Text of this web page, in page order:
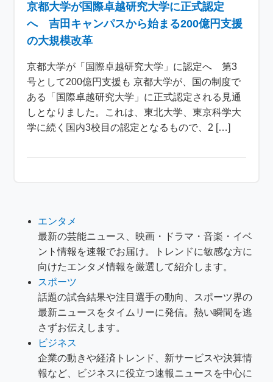
京都大学が国際卓越研究大学に正式認定
へ 吉田キャンパスから始まる200億円支援
の大規模改革
京都大学が「国際卓越研究大学」に認定へ 第3
号として200億円支援も 京都大学が、国の制度で
ある「国際卓越研究大学」に正式認定される見通
しとなりました。これは、東北大学、東京科学大
学に続く国内3校目の認定となるもので、2 […]
エンタメ
最新の芸能ニュース、映画・ドラマ・音楽・イベ
ント情報を速報でお届け。トレンドに敏感な方に
向けたエンタメ情報を厳選して紹介します。
スポーツ
話題の試合結果や注目選手の動向、スポーツ界の
最新ニュースをタイムリーに発信。熱い瞬間を逃
さずお伝えします。
ビジネス
企業の動きや経済トレンド、新サービスや決算情
報など、ビジネスに役立つ速報ニュースを中心に